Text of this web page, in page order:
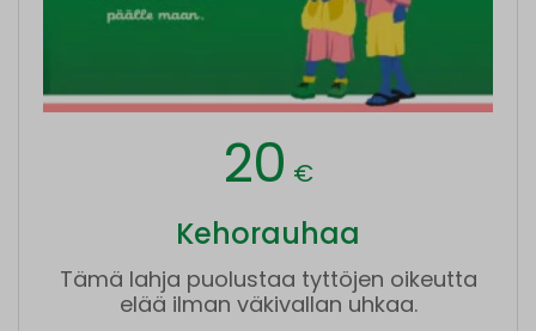
20 €
Kehorauhaa
Tämä lahja puolustaa tyttöjen oikeutta
elää ilman väkivallan uhkaa.